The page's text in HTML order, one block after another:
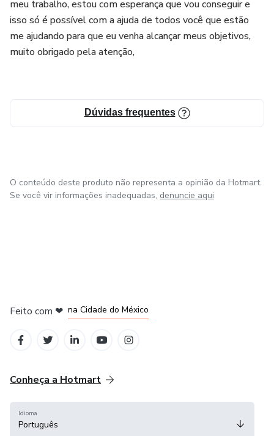
meu trabalho, estou com esperança que vou conseguir e
isso só é possível com a ajuda de todos você que estão
me ajudando para que eu venha alcançar meus objetivos,
muito obrigado pela atenção,
Dúvidas frequentes
O conteúdo deste produto não representa a opinião da Hotmart.
Se você vir informações inadequadas, denuncie aqui
Feito com ❤ na Cidade do México
Conheça a Hotmart
Idioma
Português